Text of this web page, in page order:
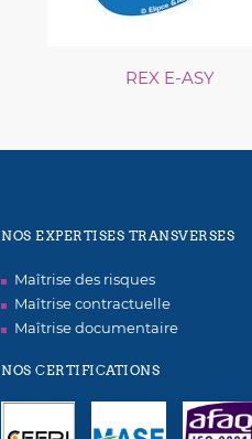
REX E-ASY
NOS EXPERTISES TRANSVERSES
Maîtrise des risques
Maîtrise contractuelle
Maîtrise documentaire
NOS CERTIFICATIONS